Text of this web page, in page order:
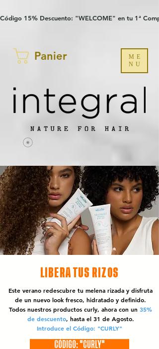
Código 15% Descuento: "WELCOME" en tu 1ª
Panier
ME
NU
LIBERA TUS RIZOS
Este verano redescubre tu melena rizada y disfruta
de un nuevo look fresco, hidratado y definido.
Todos nuestros productos curly, ahora con un 35%
de descuento, hasta el 31 de Agosto.
Introduce el Código: "CURLY"
CÓDIGO: "CURLY"